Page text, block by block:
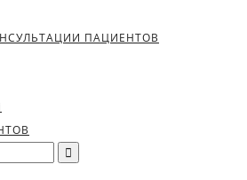
ПАЦИЕНТОВ